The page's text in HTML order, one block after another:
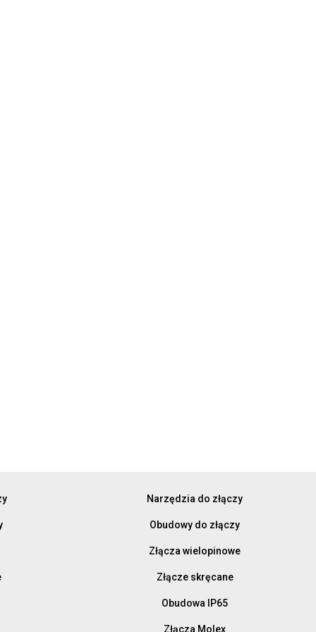
Narzędzia do złączy
Obudowy do złączy
Złącza wielopinowe
Złącze skręcane
Obudowa IP65
Złącza Molex